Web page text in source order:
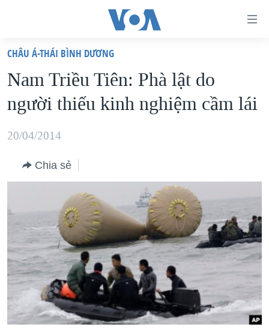
truy
cập
Tới
dung
chính
hướng
chính
Đi
tới
"Tìm"
VIỆT NAM
HOA KỲ
BIỂN ĐÔNG
BLOG
MỤC
TỰ DO BÁO CHÍ
VẠCH TRẦN TIN GIẢ
NGƯỜI VIỆT HẢI NGOẠI
ĐỜI SỐNG
KINH TẾ
CHUYÊN ĐỀ
CHIẾN TRANH THƯƠNG MẠI CỦA MỸ: QUÁ KHỨ VÀ HIỆN
TẠI
HÀNH TRÌNH BẦU CỬ 2024
MỘT NĂM CHIẾN TRANH TẠI DẢI GAZA
HỌC TIẾNG ANH
VIDEO
NGHE
CHÂU Á-THÁI BÌNH DƯƠNG
Nam Triều Tiên: Phà lật do
người thiếu kinh nghiệm cầm lái
20/04/2014
Chia sẻ